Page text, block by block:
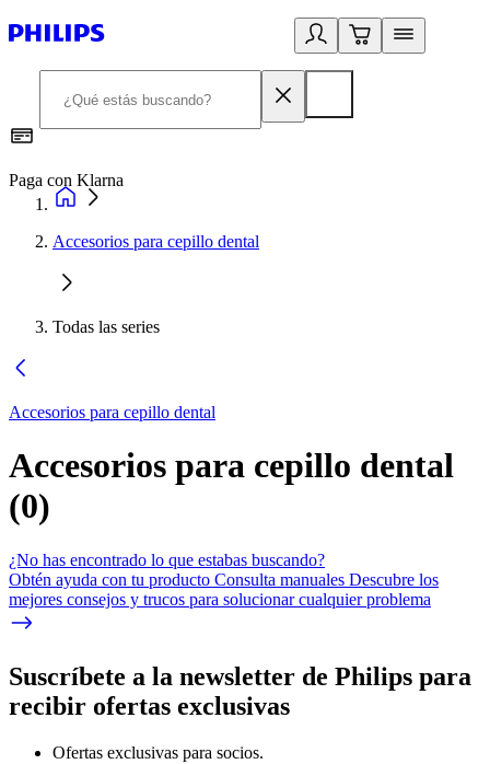
Paga con Klarna
Accesorios para cepillo dental
Todas las series
Accesorios para cepillo dental
Accesorios para cepillo dental
(0)
¿No has encontrado lo que estabas buscando?
Obtén ayuda con tu producto Consulta manuales Descubre los
mejores consejos y trucos para solucionar cualquier problema
Suscríbete a la newsletter de Philips para
recibir ofertas exclusivas
Ofertas exclusivas para socios.